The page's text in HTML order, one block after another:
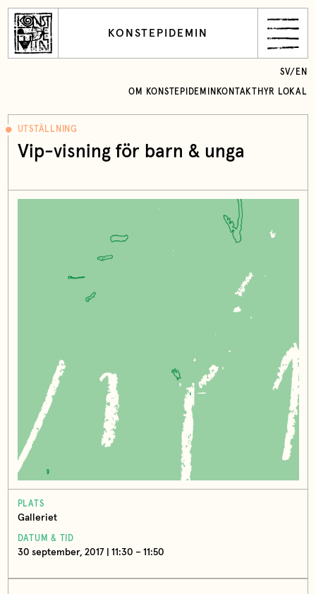
KONSTEPIDEMIN
OM KONSTEPIDEMIN KONTAKT HYR LOKAL
SV/ EN
UTSTÄLLNING
Vip-visning för barn & unga
PLATS
Galleriet
DATUM & TID
30 september, 2017 | 11:30 – 11:50